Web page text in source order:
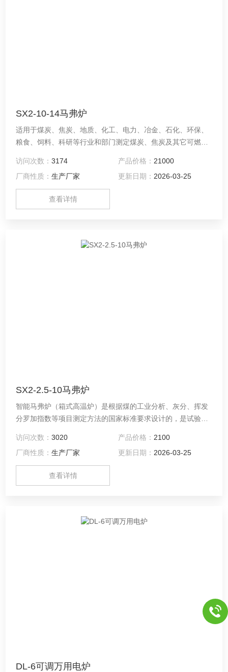
SX2-10-14马弗炉
适用于煤炭、焦炭、地质、化工、电力、冶金、石化、环保、
粮食、饲料、科研等行业和部门测定煤炭、焦炭及其它可燃物
访问次数：3174 产品价格： 21000
厂商性质：生产厂家 更新日期： 2026-03-25
查看详情
SX2-2.5-10马弗炉
智能马弗炉（箱式高温炉）是根据煤的工业分析、灰分、挥发
分罗加指数等项目测定方法的国家标准要求设计的，是试验室
和科研单位作烧结加热处理等用。 该设备采用新型轻质保温材
料，保温性能好，升温速度快；整体重量轻；炉门机构设计巧
妙，开关方便可靠；炉体后安装的可控烟囱可防炉止内空气污
染。保护试样纯度。尤其适于煤炭、焦化产品、化工原料的测
访问次数：3020 产品价格： 2100
厂商性质：生产厂家 更新日期： 2026-03-25
查看详情
DL-6可调万用电炉